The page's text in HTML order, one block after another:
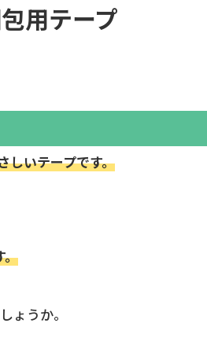
用テープ
しいテープです。
。
ょうか。